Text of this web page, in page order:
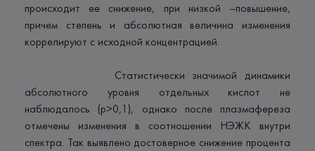
происходит ее снижение, при низкой –повышение,
причем степень и абсолютная величина изменения
коррелируют с исходной концентрацией.
Статистически значимой динамики
абсолютного уровня отдельных кислот не
наблюдалось (p>0,1), однако после плазмафереза
отмечены изменения в соотношении НЭЖК внутри
спектра. Так выявлено достоверное снижение процента